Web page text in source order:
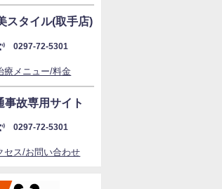
スタイル(取手店)
0297-72-5301
療メニュー/料金
事故専用サイト
0297-72-5301
セス/お問い合わせ